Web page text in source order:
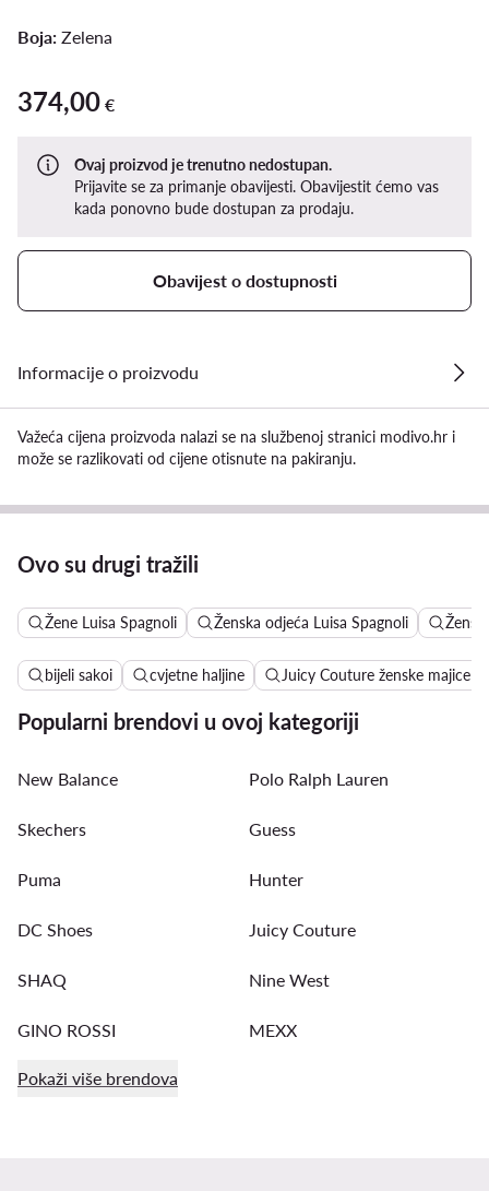
Boja: Zelena
374,00 €
374,00 €
Ovaj proizvod je trenutno nedostupan.
Prijavite se za primanje obavijesti. Obavijestit ćemo vas
kada ponovno bude dostupan za prodaju.
Obavijest o dostupnosti
Informacije o proizvodu
Važeća cijena proizvoda nalazi se na službenoj stranici modivo.hr i
može se razlikovati od cijene otisnute na pakiranju.
Ovo su drugi tražili
Žene Luisa Spagnoli Ženska odjeća Luisa Spagnoli
bijeli sakoi cvjetne haljine Juicy Couture ženske majice
Popularni brendovi u ovoj kategoriji
New Balance Polo Ralph Lauren
Skechers Guess
Puma Hunter
DC Shoes Juicy Couture
SHAQ Nine West
GINO ROSSI MEXX
Pokaži više brendova